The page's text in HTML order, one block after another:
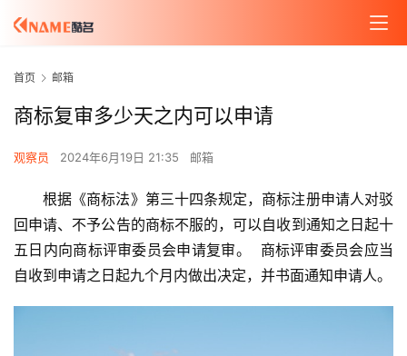
首页 邮箱
商标复审多少天之内可以申请
观察员 2024年6月19日 21:35 邮箱
根据《商标法》第三十四条规定，商标注册申请人对驳
回申请、不予公告的商标不服的，可以自收到通知之日起十
五日内向商标评审委员会申请复审。  商标评审委员会应当
自收到申请之日起九个月内做出决定，并书面通知申请人。